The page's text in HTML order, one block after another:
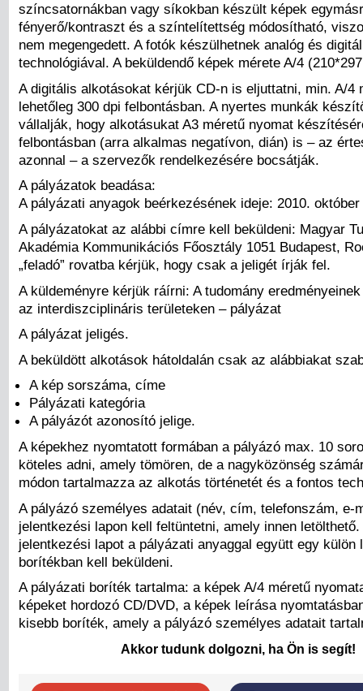
színcsatornákban vagy síkokban készült képek
fényerő/kontraszt és a színtelítettség módosítható,
nem megengedett. A fotók készülhetnek analóg és
technológiával. A beküldendő képek mérete A/4
A digitális alkotásokat kérjük CD-n is eljuttatni, min. A/4
lehetőleg 300 dpi felbontásban. A nyertes munkák
vállalják, hogy alkotásukat A3 méretű nyomat
felbontásban (arra alkalmas negatívon, dián) is – az
azonnal – a szervezők rendelkezésére bocsátják.
A pályázatok beadása:
A pályázati anyagok beérkezésének ideje: 2010. október
A pályázatokat az alábbi címre kell beküldeni: Magyar
Akadémia Kommunikációs Főosztály 1051 Budapest,
„feladó” rovatba kérjük, hogy csak a jeligét írják fel.
A küldeményre kérjük ráírni: A tudomány
az interdiszciplináris területeken – pályázat
A pályázat jeligés.
A beküldött alkotások hátoldalán csak az alábbiakat
A kép sorszáma, címe
Pályázati kategória
A pályázót azonosító jelige.
A képekhez nyomtatott formában a pályázó max. 10
köteles adni, amely tömören, de a nagyközönség
módon tartalmazza az alkotás történetét és a fontos
A pályázó személyes adatait (név, cím, telefonszám, e-
jelentkezési lapon kell feltüntetni, amely innen
jelentkezési lapot a pályázati anyaggal együtt egy külön
borítékban kell beküldeni.
A pályázati boríték tartalma: a képek A/4 méretű
képeket hordozó CD/DVD, a képek leírása
kisebb boríték, amely a pályázó személyes adatait
Akkor tudunk dolgozni, ha Ön is segít!